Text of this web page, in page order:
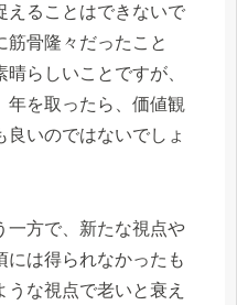
えることはできないで
筋骨隆々だったこと
らしいことですが、
年を取ったら、価値観
いのではないでしょ
一方で、新たな視点や
には得られなかったも
な視点で老いと衰え